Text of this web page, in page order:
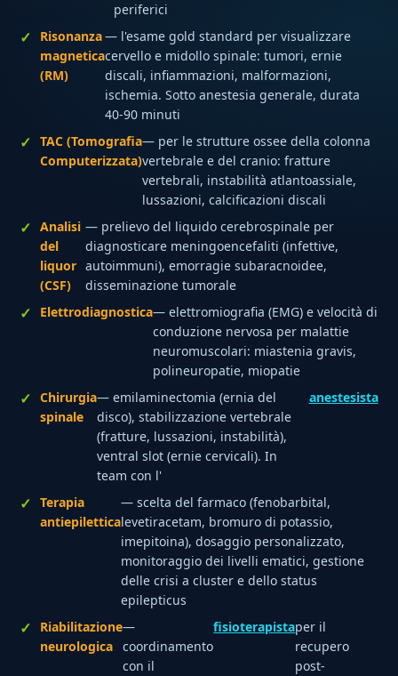
periferici
Risonanza
magnetica
(RM)
— l'esame gold standard per visualizzare
cervello e midollo spinale: tumori, ernie
discali, infiammazioni, malformazioni,
ischemia. Sotto anestesia generale, durata
40-90 minuti
TAC (Tomografia
Computerizzata)
— per le strutture ossee della colonna
vertebrale e del cranio: fratture
vertebrali, instabilità atlantoassiale,
lussazioni, calcificazioni discali
Analisi
del
liquor
(CSF)
— prelievo del liquido cerebrospinale per
diagnosticare meningoencefaliti (infettive,
autoimmuni), emorragie subaracnoidee,
disseminazione tumorale
Elettrodiagnostica— elettromiografia (EMG) e velocità di
conduzione nervosa per malattie
neuromuscolari: miastenia gravis,
polineuropatie, miopatie
Chirurgia
spinale
— emilaminectomia (ernia del
disco), stabilizzazione vertebrale
(fratture, lussazioni, instabilità),
ventral slot (ernie cervicali). In
team con l'
anestesista
Terapia
antiepilettica
— scelta del farmaco (fenobarbital,
levetiracetam, bromuro di potassio,
imepitoina), dosaggio personalizzato,
monitoraggio dei livelli ematici, gestione
delle crisi a cluster e dello status
epilepticus
Riabilitazione
neurologica
—
coordinamento
con il
fisioterapistaper il
recupero
post-